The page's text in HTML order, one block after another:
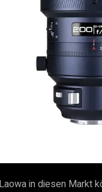
in diesen Markt